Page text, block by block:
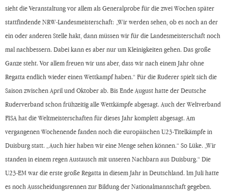
sieht die Veranstaltung vor allem als Generalprobe für die zwei Wochen später
stattfindende NRW-Landesmeisterschaft: „Wir werden sehen, ob es noch an der
ein oder anderen Stelle hakt, dann müssen wir für die Landesmeisterschaft noch
mal nachbessern. Dabei kann es aber nur um Kleinigkeiten gehen. Das große
Ganze steht. Vor allem freuen wir uns aber, dass wir nach einem Jahr ohne
Regatta endlich wieder einen Wettkampf haben.“ Für die Ruderer spielt sich die
Saison zwischen April und Oktober ab. Bis Ende August hatte der Deutsche
Ruderverband schon frühzeitig alle Wettkämpfe abgesagt. Auch der Weltverband
FISA hat die Weltmeisterschaften für dieses Jahr komplett abgesagt. Am
vergangenen Wochenende fanden noch die europäischen U23-Titelkämpfe in
Duisburg statt. „Auch hier haben wir eine Menge sehen können.“ So Lüke. „Wir
standen in einem regen Austausch mit unseren Nachbarn aus Duisburg.“ Die
U23-EM war die erste große Regatta in diesem Jahr in Deutschland. Im Juli hatte
es noch Ausscheidungsrennen zur Bildung der Nationalmannschaft gegeben.